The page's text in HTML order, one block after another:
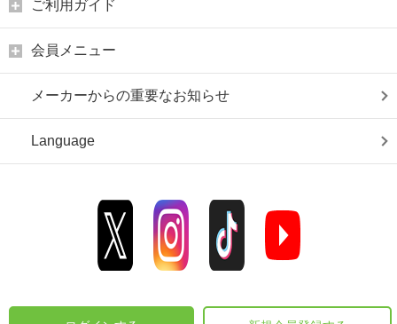
ご利用ガイド
会員メニュー
メーカーからの重要なお知らせ
Language